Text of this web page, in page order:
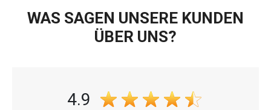
WAS SAGEN UNSERE KUNDEN
ÜBER UNS?
4.9